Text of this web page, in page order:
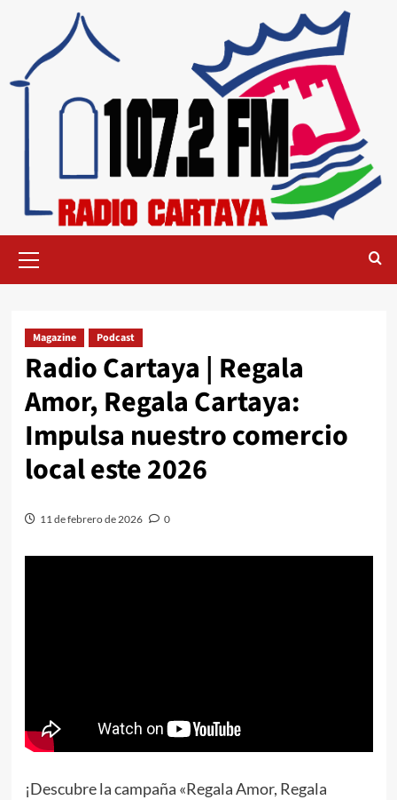
Magazine Podcast
Radio Cartaya | Regala
Amor, Regala Cartaya:
Impulsa nuestro comercio
local este 2026
11 de febrero de 2026 0
¡Descubre la campaña «Regala Amor, Regala